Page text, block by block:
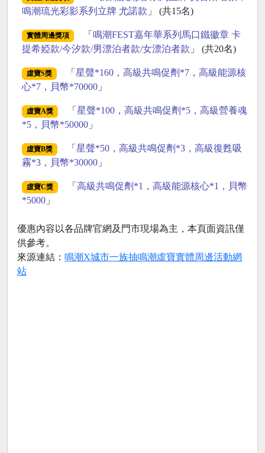
鳴潮琉光彩影系列立牌 尤諾款 」 (共15名)
實體周邊獎項 「 鳴潮FEST嘉年華系列馬口鐵徽章 卡
提希婭款/今汐款/男漂泊者款/女漂泊者款 」 (共20名)
虛寶S獎 「 星聲*160，高級共鳴促劑*7，高級能源核
心*7，貝幣*70000 」
虛寶A獎 「 星聲*100，高級共鳴促劑*5，高級營養魂
*5，貝幣*50000 」
虛寶B獎 「 星聲*50，高級共鳴促劑*3，高級復甦吸
霧*3，貝幣*30000 」
虛寶C獎 「 高級共鳴促劑*1，高級能源核心*1，貝幣
*5000 」
優惠內容以各品牌官網及門市現場為主，本頁面資訊僅
供參考。
來源連結： 鳴潮X城市一族抽鳴潮虛寶實體周邊活動網
站